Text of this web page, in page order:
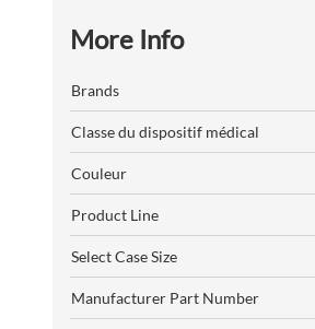
More Info
Brands
Classe du dispositif médical
Couleur
Product Line
Select Case Size
Manufacturer Part Number